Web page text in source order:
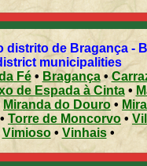
distrito de Bragança -
municipalities
Fé• Bragança•
de Espada à Cinta•
Miranda do Douro •
• Torre de Moncorvo•
Vimioso• Vinhais•